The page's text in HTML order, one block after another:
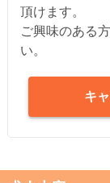
頂けます。
ご興味のある
い。
キ